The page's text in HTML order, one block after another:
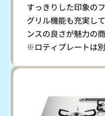
すっきりした印象の
グリル機能も充実し
ンスの良さが魅力の
※ロティプレートは別